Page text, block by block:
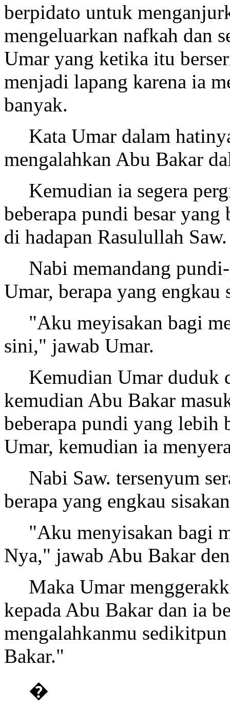
berpidato untuk
mengeluarkan nafkah dan
Umar yang ketika itu
menjadi lapang karena ia
banyak.
Kata Umar dalam
mengalahkan Abu Bakar
Kemudian ia segera
beberapa pundi besar
di hadapan Rasulullah Saw.
Nabi memandang
Umar, berapa yang
"Aku meyisakan bagi
sini," jawab Umar.
Kemudian Umar duduk
kemudian Abu Bakar
beberapa pundi yang lebih
Umar, kemudian ia
Nabi Saw. tersenyum
berapa yang engkau
"Aku menyisakan bagi
Nya," jawab Abu Bakar
Maka Umar
kepada Abu Bakar dan ia
mengalahkanmu
Bakar."
�